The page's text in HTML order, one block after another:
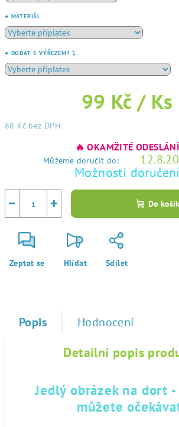
● MATERIÁL
● DODAT S VÝŘEZEM? ⤵️
99 Kč / Ks
88 Kč bez DPH
🔥 OKAMŽITÉ ODESLÁNÍ
Můžeme doručit do:
Možnosti doručení
+
− Do
Zeptat se Hlídat Sdílet
Popis Hodnocení
Detailní popis
Jedlý obrázek na dort -
můžete